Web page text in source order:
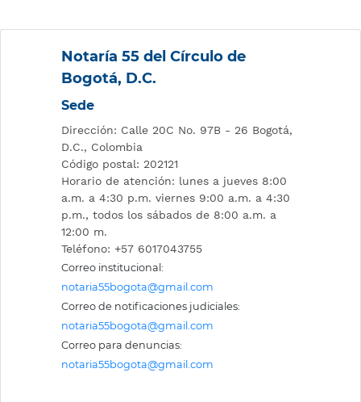
Notaría 55 del Círculo de
Bogotá, D.C.
Sede
Dirección: Calle 20C No. 97B - 26 Bogotá,
D.C., Colombia
Código postal: 202121
Horario de atención: lunes a jueves 8:00
a.m. a 4:30 p.m. viernes 9:00 a.m. a 4:30
p.m., todos los sábados de 8:00 a.m. a
12:00 m.
Teléfono: +57 6017043755
Correo institucional:
notaria55bogota@gmail.com
Correo de notificaciones judiciales:
notaria55bogota@gmail.com
Correo para denuncias:
notaria55bogota@gmail.com